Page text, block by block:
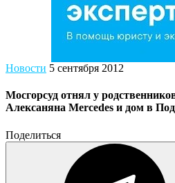
Новости 5 сентября 2012
Мосгорсуд отнял у
Алексаняна Merсedes и дом в
Поделиться